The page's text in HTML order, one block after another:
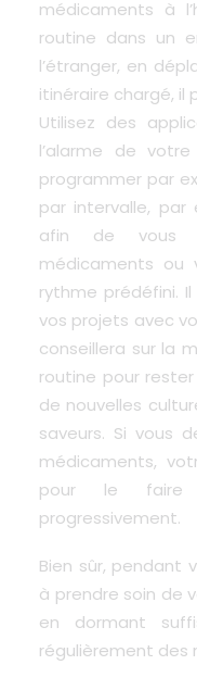
médicaments à
routine dans un
l’étranger, en
itinéraire chargé,
Utilisez des
l’alarme de
programmer par
par intervalle, par
afin de vous
médicaments ou
rythme prédéfini.
vos projets avec
conseillera sur la
routine pour
de nouvelles
saveurs. Si vous
médicaments,
pour le
progressivement.
Bien sûr, pendant
à prendre soin de
en dormant
régulièrement des